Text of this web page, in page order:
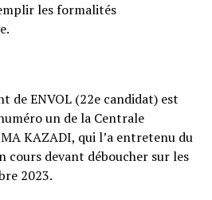
les formalités
de ENVOL (22e candidat) est
un de la Centrale
KAZADI, qui l’a entretenu du
cours devant déboucher sur les
2023.